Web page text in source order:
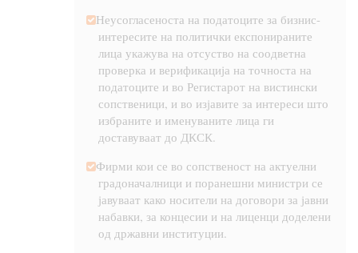
Неусогласеноста на податоците за бизнис-
интересите на политички експонираните
лица укажува на отсуство на соодветна
проверка и верификација на точноста на
податоците и во Регистарот на вистински
сопственици, и во изјавите за интереси што
избраните и именуваните лица ги
доставуваат до ДКСК.
Фирми кои се во сопственост на актуелни
градоначалници и поранешни министри се
јавуваат како носители на договори за јавни
набавки, за концесии и на лиценци доделени
од државни институции.